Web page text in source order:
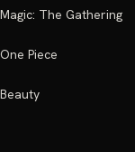
Magic: The Gathering
One Piece
Beauty